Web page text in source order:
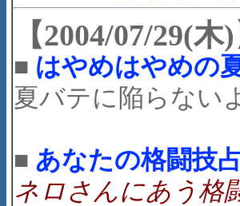
【2004/07/29(木)
■ はやめはやめの
夏バテに陥らない
■ あなたの格闘技
ネロさんにあう格